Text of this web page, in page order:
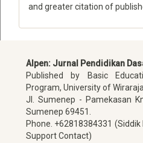
and greater citation of
Alpen: Jurnal Pendidikan
Published by Basic
Program, University of Wiraraja
Jl. Sumenep - Pamekasan
Sumenep 69451.
Phone. +62818384331
Support Contact)